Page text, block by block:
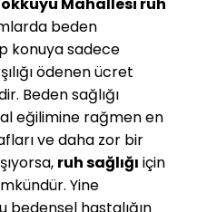
Mahallesi ruh
beden
konuya sadece
ödenen ücret
Beden sağlığı
eğilimine rağmen en
ve daha zor bir
ruh sağlığı için
Yine